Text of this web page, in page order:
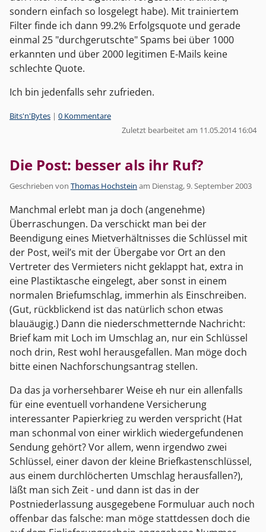
sondern einfach so losgelegt habe). Mit trainiertem
Filter finde ich dann 99.2% Erfolgsquote und gerade
einmal 25 "durchgerutschte" Spams bei über 1000
erkannten und über 2000 legitimen E-Mails keine
schlechte Quote.
Ich bin jedenfalls sehr zufrieden.
Kategorien:
Bits'n'Bytes | 0 Kommentare
Zuletzt bearbeitet am 11.05.2014 16:04
Die Post: besser als ihr Ruf?
Geschrieben von Thomas Hochstein am Dienstag, 9. September 2003
Manchmal erlebt man ja doch (angenehme)
Überraschungen. Da verschickt man bei der
Beendigung eines Mietverhältnisses die Schlüssel mit
der Post, weil’s mit der Übergabe vor Ort an den
Vertreter des Vermieters nicht geklappt hat, extra in
eine Plastiktasche eingelegt, aber sonst in einem
normalen Briefumschlag, immerhin als Einschreiben.
(Gut, rückblickend ist das natürlich schon etwas
blauäugig.) Dann die niederschmetternde Nachricht:
Brief kam mit Loch im Umschlag an, nur ein Schlüssel
noch drin, Rest wohl herausgefallen. Man möge doch
bitte einen Nachforschungsantrag stellen.
Da das ja vorhersehbarer Weise eh nur ein allenfalls
für eine eventuell vorhandene Versicherung
interessanter Papierkrieg zu werden verspricht (Hat
man schonmal von einer wirklich wiedergefundenen
Sendung gehört? Vor allem, wenn irgendwo zwei
Schlüssel, einer davon der kleine Briefkastenschlüssel,
aus einem durchlöcherten Umschlag herausfallen?),
läßt man sich Zeit - und dann ist das in der
Postniederlassung ausgegebene Formuluar auch noch
offenbar das falsche: man möge stattdessen doch die